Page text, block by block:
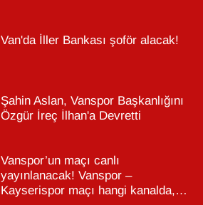
Van'da İller Bankası şoför alacak!
Şahin Aslan, Vanspor Başkanlığını
Özgür İreç İlhan'a Devretti
Vanspor’un maçı canlı
yayınlanacak! Vanspor –
Kayserispor maçı hangi kanalda,